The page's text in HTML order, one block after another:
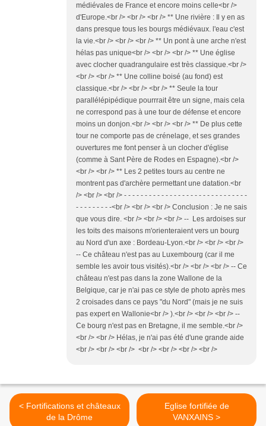
médiévales de France et encore moins celle<br />
d'Europe.<br /> <br /> <br /> ** Une rivière : Il y en as
dans presque tous les bourgs médiévaux. l'eau c'est
la vie.<br /> <br /> <br /> ** Un pont à une arche n'est
hélas pas unique<br /> <br /> <br /> ** Une église
avec clocher quadrangulaire est très classique.<br />
<br /> <br /> ** Une colline boisé (au fond) est
classique.<br /> <br /> <br /> ** Seule la tour
parallélépipédique pourrrait être un signe, mais cela
ne correspond pas à une tour de défense et encore
moins un donjon.<br /> <br /> <br /> ** De plus cette
tour ne comporte pas de crénelage, et ses grandes
ouvertures me font penser à un clocher d'église
(comme à Sant Père de Rodes en Espagne).<br />
<br /> <br /> ** Les 2 petites tours au centre ne
montrent pas d'archère permettant une datation.<br
/> <br /> <br /> - - - - - - - - - - - - - - - - - - - - - - - - - - - - - -
- - - - - - - - -<br /> <br /> <br /> Conclusion : Je ne sais
que vous dire. <br /> <br /> <br /> -- Les ardoises sur
les toits des maisons m'orienteraient vers un bourg
au Nord d'un axe : Bordeau-Lyon.<br /> <br /> <br />
-- Ce château n'est pas au Luxembourg (car il me
semble les avoir tous visités).<br /> <br /> <br /> -- Ce
château n'est pas dans la zone Wallone de la
Belgique, car je n'ai pas ce style de photo après mes
2 croisades dans ce pays "du Nord" (mais je ne suis
pas expert en Wallonie<br /> ).<br /> <br /> <br /> --
Ce bourg n'est pas en Bretagne, il me semble.<br />
<br /> <br /> Hélas, je n'ai pas été d'une grande aide
<br /> <br /> <br /> <br /> <br /> <br /> <br />
< Fortifications et châteaux
de la Drôme
Eglise fortifiée de
VANXAINS >